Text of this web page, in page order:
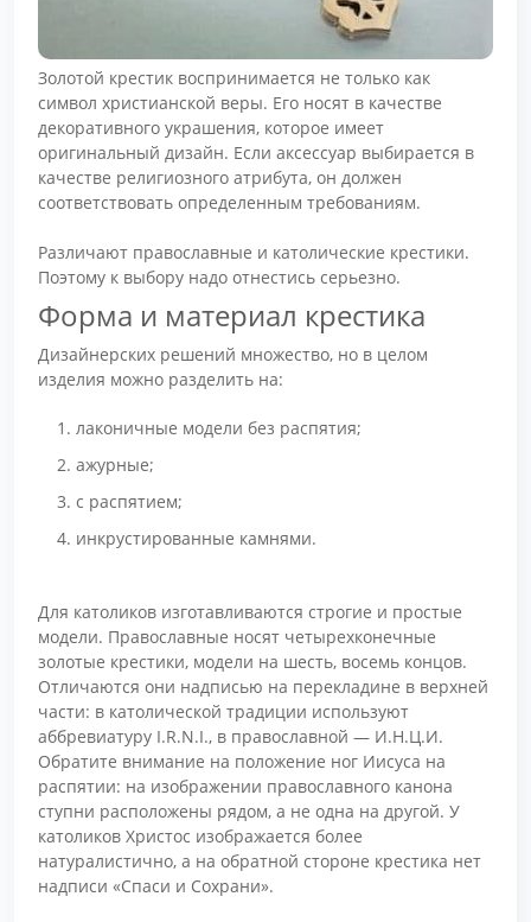
Золотой крестик воспринимается не только как
символ христианской веры. Его носят в качестве
декоративного украшения, которое имеет
оригинальный дизайн. Если аксессуар выбирается в
качестве религиозного атрибута, он должен
соответствовать определенным требованиям.
Различают православные и католические крестики.
Поэтому к выбору надо отнестись серьезно.
Форма и материал крестика
Дизайнерских решений множество, но в целом
изделия можно разделить на:
лаконичные модели без распятия;
ажурные;
с распятием;
инкрустированные камнями.
Для католиков изготавливаются строгие и простые
модели. Православные носят четырехконечные
золотые крестики, модели на шесть, восемь концов.
Отличаются они надписью на перекладине в верхней
части: в католической традиции используют
аббревиатуру I.R.N.I., в православной — И.Н.Ц.И.
Обратите внимание на положение ног Иисуса на
распятии: на изображении православного канона
ступни расположены рядом, а не одна на другой. У
католиков Христос изображается более
натуралистично, а на обратной стороне крестика нет
надписи «Спаси и Сохрани».